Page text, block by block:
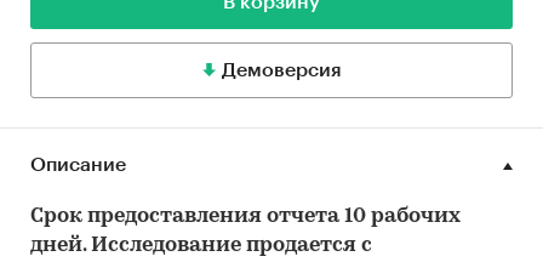
Демоверсия
Описание
Срок предоставления отчета 10 рабочих
дней. Исследование продается с